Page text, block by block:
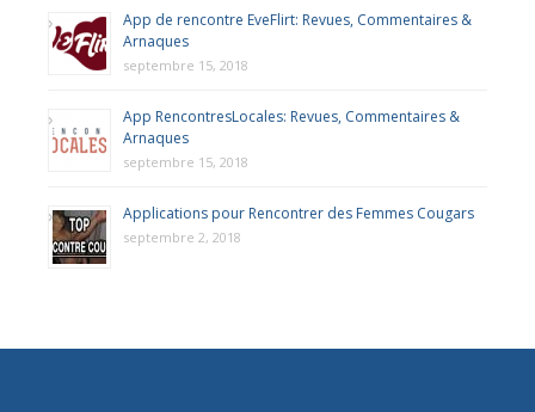
App de rencontre EveFlirt: Revues, Commentaires &
Arnaques
septembre 15, 2018
App RencontresLocales: Revues, Commentaires &
Arnaques
septembre 15, 2018
Applications pour Rencontrer des Femmes Cougars
septembre 2, 2018